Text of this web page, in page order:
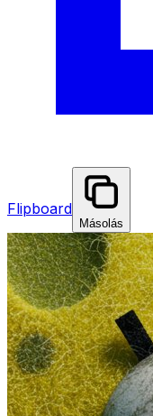
Flipboard
Másolás